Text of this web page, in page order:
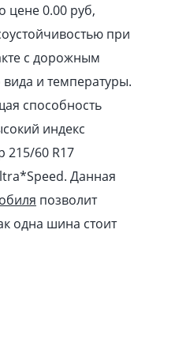
цене 0.00 pуб,
при
с дорожным
и температуры.
способность
индекс
215/60 R17
Данная
позволит
одна шина стоит